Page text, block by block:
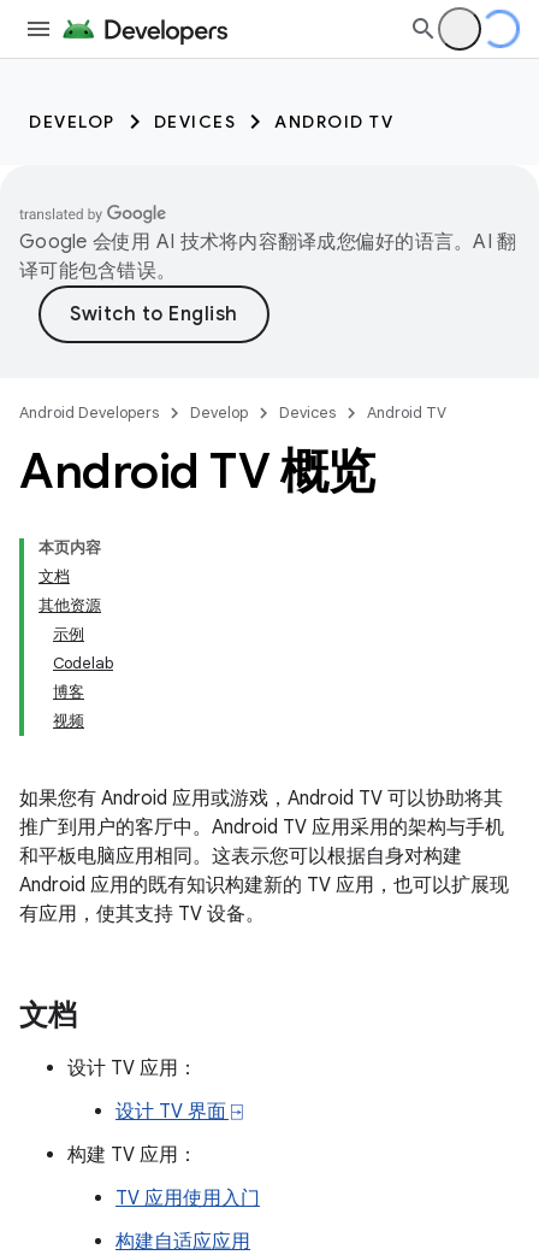
DEVELOP DEVICES ANDROID TV
Google 会使用 AI 技术将内容翻译成您偏好的语言。AI 翻
译可能包含错误。
Android Developers Develop Devices Android TV
Android TV 概览
本页内容
文档
其他资源
示例
Codelab
博客
视频
如果您有 Android 应用或游戏，Android TV 可以协助将其
推广到用户的客厅中。Android TV 应用采用的架构与手机
和平板电脑应用相同。这表示您可以根据自身对构建
Android 应用的既有知识构建新的 TV 应用，也可以扩展现
有应用，使其支持 TV 设备。
文档
设计 TV 应用：
设计 TV 界面 ⍈
构建 TV 应用：
TV 应用使用入门
构建自适应应用